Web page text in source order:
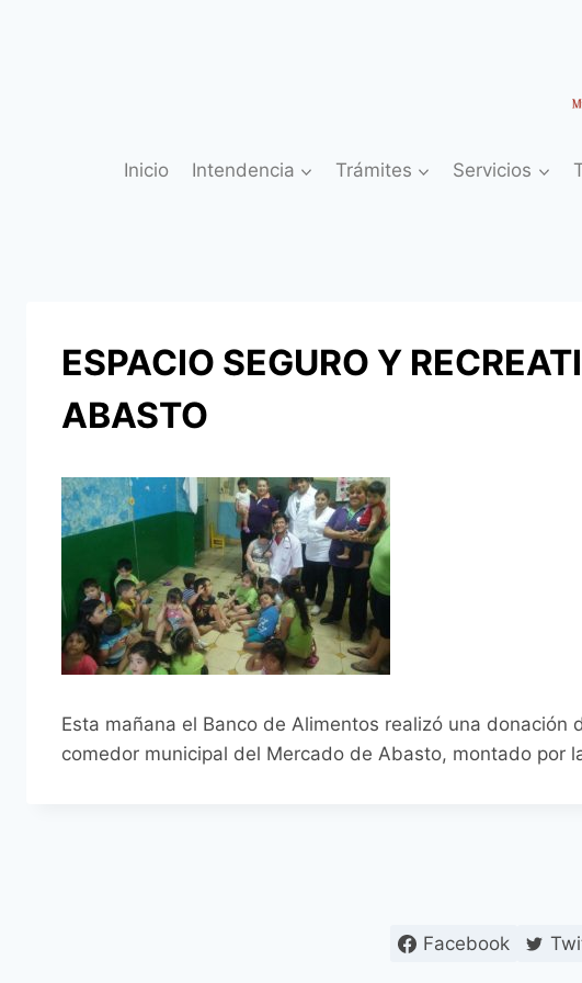
Inicio Intendencia Trámites Servicios
ESPACIO SEGURO Y
ABASTO
Esta mañana el Banco de Alimentos realizó una
comedor municipal del Mercado de Abasto, montado por
Facebook